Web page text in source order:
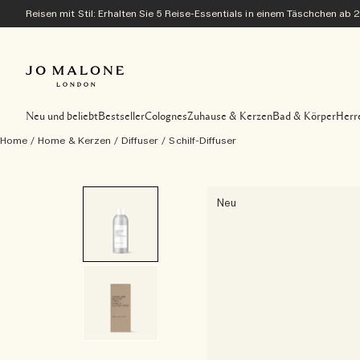
Reisen mit Stil: Erhalten Sie 5 Reise-Essentials in einem Täschchen ab
Neu und beliebtBestsellerColognesZuhause & KerzenBad & Körper
Home / Home & Kerzen / Diffuser / Schilf-Diffuser
Neu